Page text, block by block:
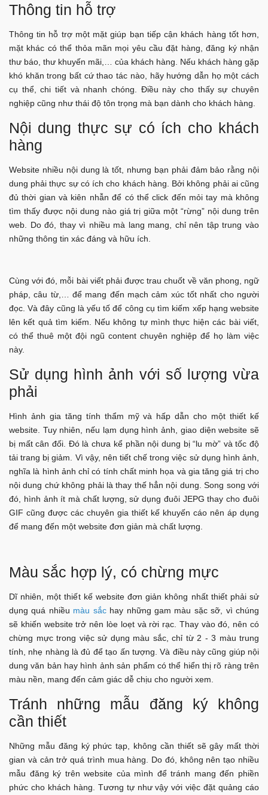
Thông tin hỗ trợ
Thông tin hỗ trợ một mặt giúp bạn tiếp cận khách hàng tốt hơn,
mặt khác có thể thỏa mãn mọi yêu cầu đặt hàng, đăng ký nhận
thư báo, thư khuyến mãi,… của khách hàng. Nếu khách hàng gặp
khó khăn trong bất cứ thao tác nào, hãy hướng dẫn họ một cách
cụ thể, chi tiết và nhanh chóng. Điều này cho thấy sự chuyên
nghiệp cũng như thái độ tôn trọng mà bạn dành cho khách hàng.
Nội dung thực sự có ích cho khách
hàng
Website nhiều nội dung là tốt, nhưng bạn phải đảm bảo rằng nội
dung phải thực sự có ích cho khách hàng. Bởi không phải ai cũng
đủ thời gian và kiên nhẫn để có thể click đến mỏi tay mà không
tìm thấy được nội dung nào giá trị giữa một “rừng” nội dung trên
web. Do đó, thay vì nhiều mà lang mang, chỉ nên tập trung vào
những thông tin xác đáng và hữu ích.
Cùng với đó, mỗi bài viết phải được trau chuốt về văn phong, ngữ
pháp, câu từ,… để mang đến mạch cảm xúc tốt nhất cho người
đọc. Và đây cũng là yếu tố để công cụ tìm kiếm xếp hạng website
lên kết quả tìm kiếm. Nếu không tự mình thực hiện các bài viết,
có thể thuê một đội ngũ content chuyên nghiệp để họ làm việc
này.
Sử dụng hình ảnh với số lượng vừa
phải
Hình ảnh gia tăng tính thẩm mỹ và hấp dẫn cho một thiết kế
website. Tuy nhiên, nếu lạm dụng hình ảnh, giao diện website sẽ
bị mất cân đối. Đó là chưa kể phần nội dung bị “lu mờ” và tốc độ
tải trang bị giảm. Vì vậy, nên tiết chế trong việc sử dụng hình ảnh,
nghĩa là hình ảnh chỉ có tính chất minh họa và gia tăng giá trị cho
nội dung chứ không phải là thay thế hẳn nội dung. Song song với
đó, hình ảnh ít mà chất lượng, sử dụng đuôi JEPG thay cho đuôi
GIF cũng được các chuyên gia thiết kế khuyến cáo nên áp dụng
để mang đến một website đơn giản mà chất lượng.
Màu sắc hợp lý, có chừng mực
Dĩ nhiên, một thiết kế website đơn giản không nhất thiết phải sử
dụng quá nhiều màu sắchay những gam màu sặc sỡ, vì chúng
sẽ khiến website trở nên lòe loẹt và rời rạc. Thay vào đó, nên có
chừng mực trong việc sử dụng màu sắc, chỉ từ 2 - 3 màu trung
tính, nhẹ nhàng là đủ để tạo ấn tượng. Và điều này cũng giúp nội
dung văn bản hay hình ảnh sản phẩm có thể hiển thị rõ ràng trên
màu nền, mang đến cảm giác dễ chịu cho người xem.
Tránh những mẫu đăng ký không
cần thiết
Những mẫu đăng ký phức tạp, không cần thiết sẽ gây mất thời
gian và cản trở quá trình mua hàng. Do đó, không nên tạo nhiều
mẫu đăng ký trên website của mình để tránh mang đến phiền
phức cho khách hàng. Tương tự như vậy với việc đặt quảng cáo